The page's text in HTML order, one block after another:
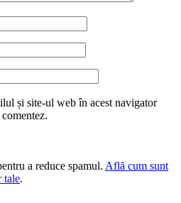
și site-ul web în acest navigator
a reduce spamul. Află cum sunt
tale.